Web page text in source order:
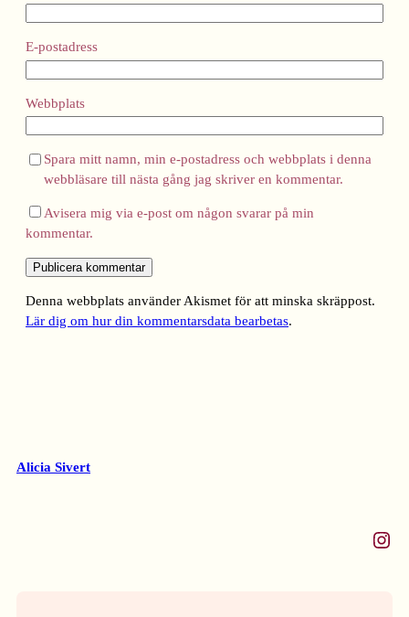
E-postadress
Webbplats
Spara mitt namn, min e-postadress och webbplats i denna
webbläsare till nästa gång jag skriver en kommentar.
Avisera mig via e-post om någon svarar på min
kommentar.
Denna webbplats använder Akismet för att minska skräppost.
Lär dig om hur din kommentarsdata bearbetas.
Alicia Sivert
Instagram